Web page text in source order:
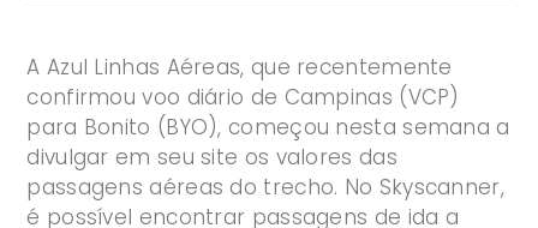
A Azul Linhas Aéreas, que recentemente
confirmou voo diário de Campinas (VCP)
para Bonito (BYO), começou nesta semana a
divulgar em seu site os valores das
passagens aéreas do trecho. No Skyscanner,
é possível encontrar passagens de ida a